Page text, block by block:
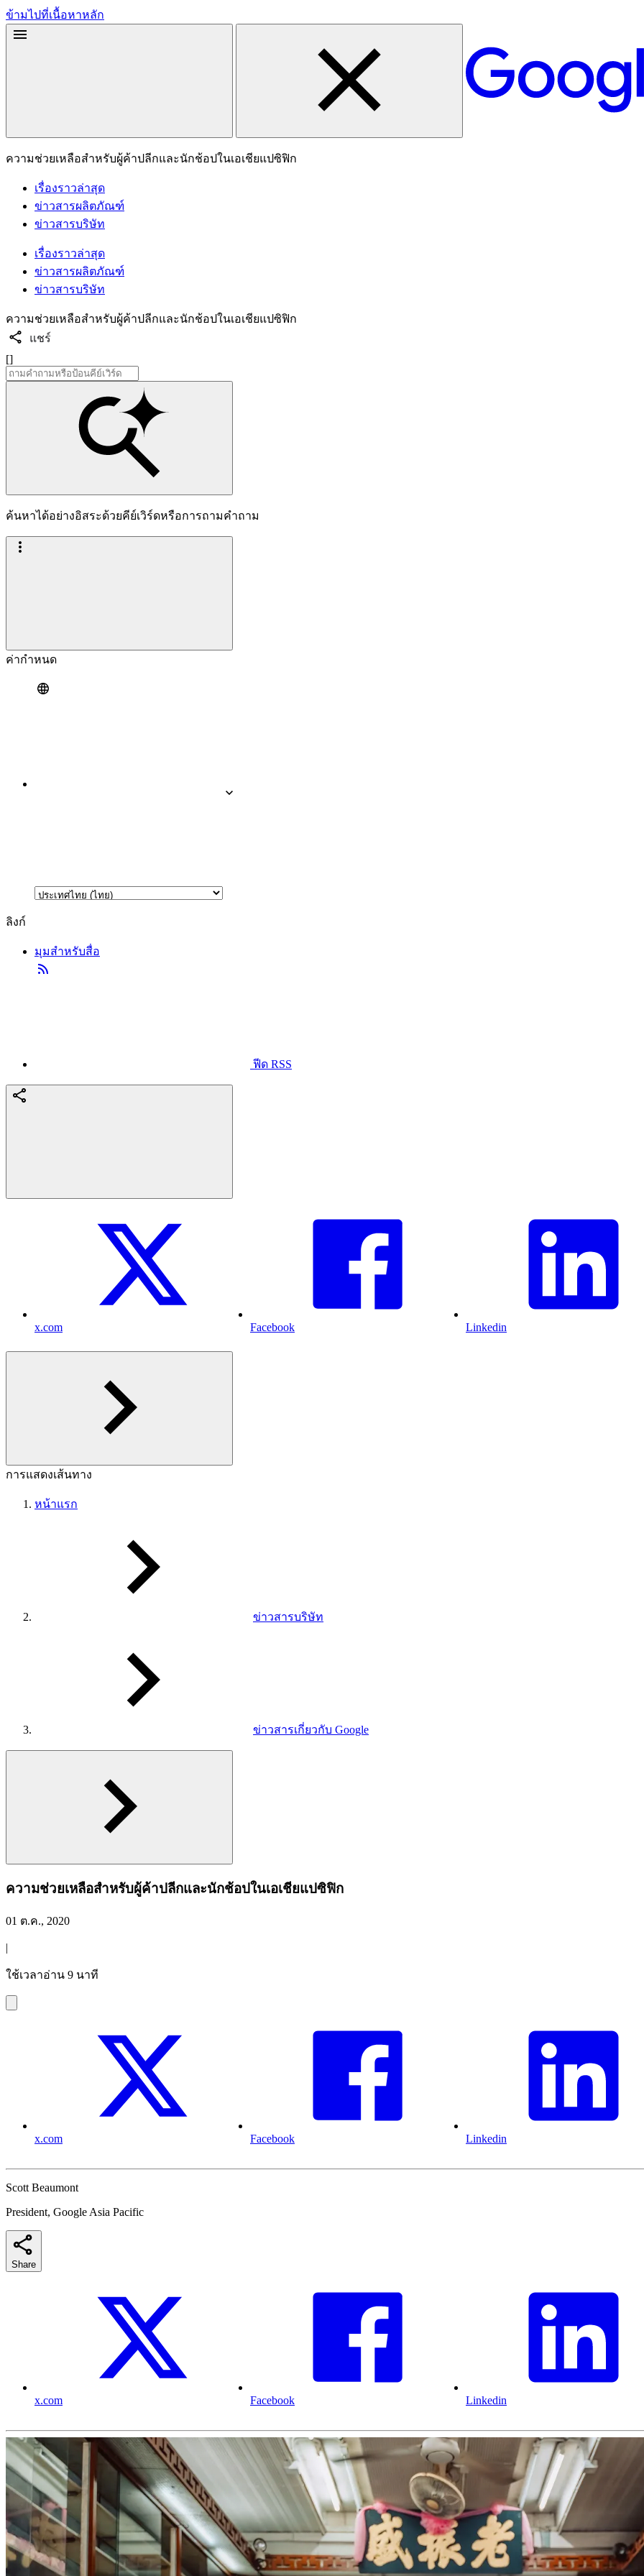
ข้ามไปที่เนื้อหาหลัก
ความช่วยเหลือสำหรับผู้ค้าปลีกและนักช้อปในเอเชียแปซิฟิก
เรื่องราวล่าสุด
ข่าวสารผลิตภัณฑ์
ข่าวสารบริษัท
เรื่องราวล่าสุด
ข่าวสารผลิตภัณฑ์
ข่าวสารบริษัท
ความช่วยเหลือสำหรับผู้ค้าปลีกและนักช้อปในเอเชียแปซิฟิก
แชร์
[]
ค้นหาได้อย่างอิสระด้วยคีย์เวิร์ดหรือการถามคำถาม
ค่ากำหนด
ลิงก์
มุมสำหรับสื่อ
ฟีด RSS
x.com Facebook Linkedin
การแสดงเส้นทาง
หน้าแรก
ข่าวสารบริษัท
ข่าวสารเกี่ยวกับ Google
ความช่วยเหลือสำหรับผู้ค้าปลีกและนักช้อปในเอเชียแปซิฟิก
01 ต.ค., 2020
|
ใช้เวลาอ่าน 9 นาที
x.com Facebook Linkedin
Scott Beaumont
President, Google Asia Pacific
Share
x.com Facebook Linkedin